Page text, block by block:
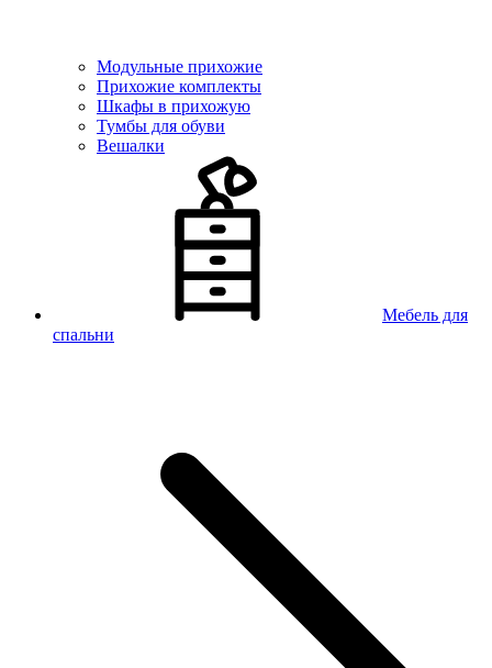
Модульные прихожие
Прихожие комплекты
Шкафы в прихожую
Тумбы для обуви
Вешалки
Мебель для
спальни